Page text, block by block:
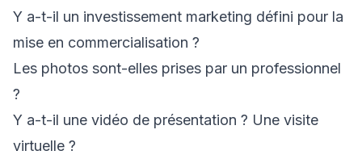
Y a-t-il un investissement marketing défini pour la
mise en commercialisation ?
Les photos sont-elles prises par un professionnel
?
Y a-t-il une vidéo de présentation ? Une visite
virtuelle ?